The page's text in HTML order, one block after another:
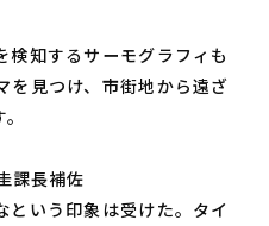
検知するサーモグラフィも
を見つけ、市街地から遠ざ
課長補佐
という印象は受けた。タイ